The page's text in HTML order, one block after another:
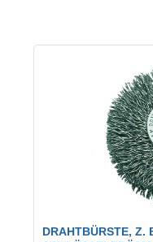
DRAHTBÜRSTE, Z.